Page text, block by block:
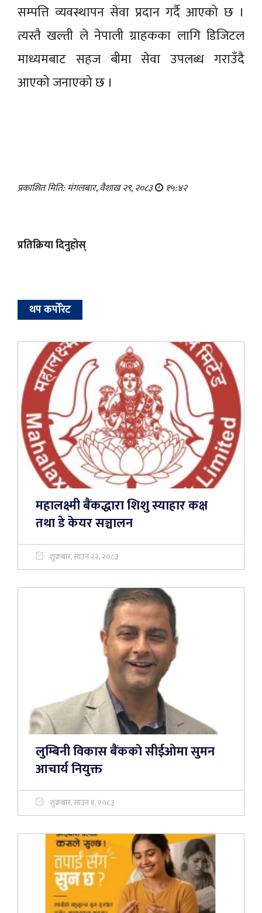
सम्पत्ति व्यवस्थापन सेवा प्रदान गर्दै आएको छ ।
त्यस्तै खल्ती ले नेपाली ग्राहकका लागि डिजिटल
माध्यमबाट सहज बीमा सेवा उपलब्ध गराउँदै
आएको जनाएको छ ।
प्रकाशित मिति: मंगलबार, वैशाख २९, २०८३ १५:४२
प्रतिक्रिया दिनुहोस्
थप कर्पोरेट
महालक्ष्मी बैंकद्धारा शिशु स्याहार कक्ष
तथा डे केयर सञ्चालन
शुक्रबार, साउन २२, २०८३
लुम्बिनी विकास बैंककाे सीईओमा सुमन
आचार्य नियुक्त
शुक्रबार, साउन १, २०८३